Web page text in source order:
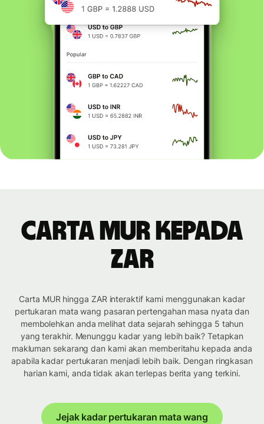
Carta MUR kepada
ZAR
Carta MUR hingga ZAR interaktif kami menggunakan kadar
pertukaran mata wang pasaran pertengahan masa nyata dan
membolehkan anda melihat data sejarah sehingga 5 tahun
yang terakhir. Menunggu kadar yang lebih baik? Tetapkan
makluman sekarang dan kami akan memberitahu kepada anda
apabila kadar pertukaran menjadi lebih baik. Dengan ringkasan
harian kami, anda tidak akan terlepas berita yang terkini.
Jejak kadar pertukaran mata wang